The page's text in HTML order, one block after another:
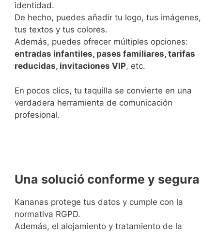
identidad.
De hecho, puedes añadir tu logo, tus imágenes,
tus textos y tus colores.
Además, puedes ofrecer múltiples opciones:
entradas infantiles, pases familiares, tarifas
reducidas, invitaciones VIP, etc.
En pocos clics, tu taquilla se convierte en una
verdadera herramienta de comunicación
profesional.
Una solució conforme y segura
Kananas protege tus datos y cumple con la
normativa RGPD.
Además, el alojamiento y tratamiento de la